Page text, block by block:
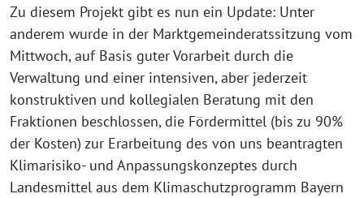
Zu diesem Projekt gibt es nun ein Update: Unter
anderem wurde in der Marktgemeinderatssitzung vom
Mittwoch, auf Basis guter Vorarbeit durch die
Verwaltung und einer intensiven, aber jederzeit
konstruktiven und kollegialen Beratung mit den
Fraktionen beschlossen, die Fördermittel (bis zu 90%
der Kosten) zur Erarbeitung des von uns beantragten
Klimarisiko- und Anpassungskonzeptes durch
Landesmittel aus dem Klimaschutzprogramm Bayern